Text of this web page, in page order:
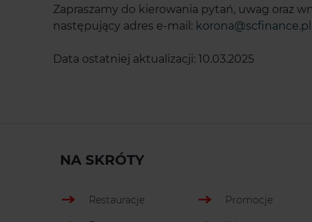
Zapraszamy do kierowania pytań, uwag oraz
następujący adres e-mail: korona@scfinance.pl
Data ostatniej aktualizacji: 10.03.2025
NA SKRÓTY
Restauracje Promocje